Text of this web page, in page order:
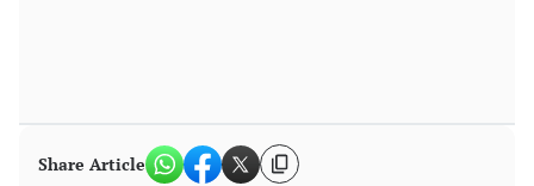
Share Article